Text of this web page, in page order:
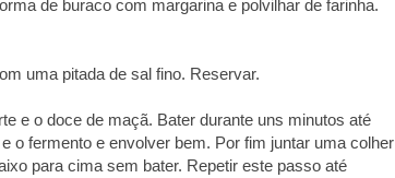
de buraco com margarina e polvilhar de farinha.
uma pitada de sal fino. Reservar.
e o doce de maçã. Bater durante uns minutos até
o fermento e envolver bem. Por fim juntar uma colher
para cima sem bater. Repetir este passo até